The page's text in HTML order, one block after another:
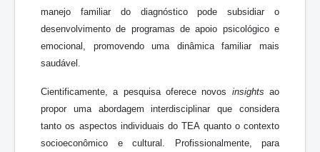
manejo familiar do diagnóstico pode subsidiar o
desenvolvimento de programas de apoio psicológico e
emocional, promovendo uma dinâmica familiar mais
saudável.
Cientificamente, a pesquisa oferece novos insights ao
propor uma abordagem interdisciplinar que considera
tanto os aspectos individuais do TEA quanto o contexto
socioeconômico e cultural. Profissionalmente, para